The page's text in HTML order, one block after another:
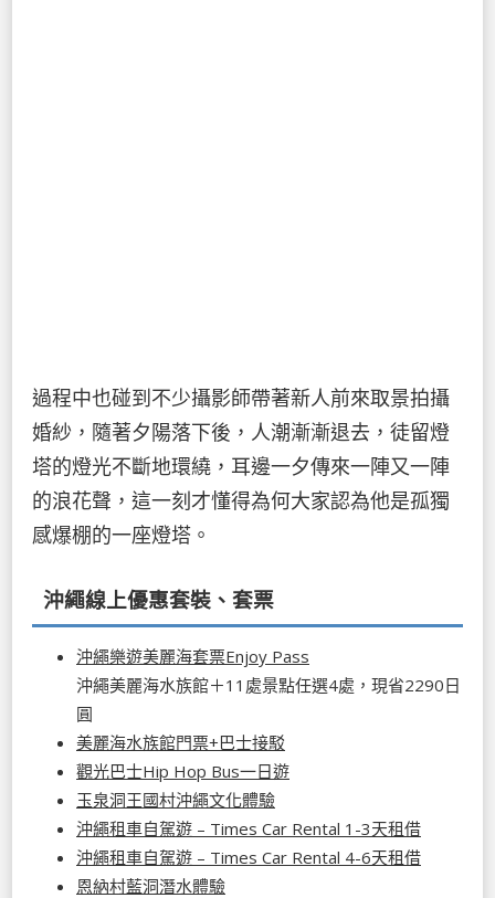
過程中也碰到不少攝影師帶著新人前來取景拍攝
婚紗，隨著夕陽落下後，人潮漸漸退去，徒留燈
塔的燈光不斷地環繞，耳邊一夕傳來一陣又一陣
的浪花聲，這一刻才懂得為何大家認為他是孤獨
感爆棚的一座燈塔。
沖繩線上優惠套裝、套票
沖繩樂遊美麗海套票Enjoy Pass
沖繩美麗海水族館＋11處景點任選4處，現省2290日
圓
美麗海水族館門票+巴士接駁
觀光巴士Hip Hop Bus一日遊
玉泉洞王國村沖繩文化體驗
沖繩租車自駕遊 – Times Car Rental 1-3天租借
沖繩租車自駕遊 – Times Car Rental 4-6天租借
恩納村藍洞潛水體驗